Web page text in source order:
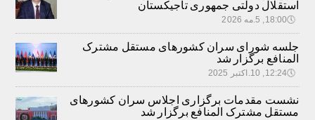
استقلال دولتی جمهوری تاجیکستان
🕔18:00, 5.مه 2026
جلسه شورای سران کشورهای مستقل مشترک
المنافع برگزار شد
🕔12:24, 10.اکتبر 2025
نشست مقدمات برگزاری اجلاس سران کشورهای
مستقل مشترک المنافع برگزار شد